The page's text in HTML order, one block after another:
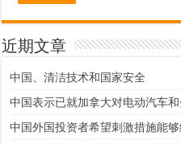
近期文章
中国、清洁技术和国家安全
中国表示已就加拿大对电动汽车
中国外国投资者希望刺激措施能够